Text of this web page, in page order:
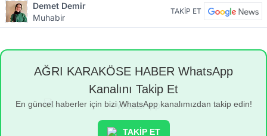
Demet Demir
Muhabir
TAKİP ET
AĞRI KARAKÖSE HABER WhatsApp
Kanalını Takip Et
En güncel haberler için bizi WhatsApp kanalımızdan takip edin!
TAKİP ET